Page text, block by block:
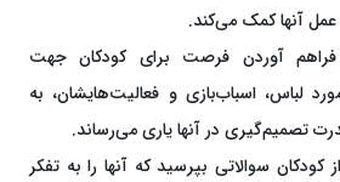
آنها کمک می‌کند.
آوردن فرصت برای کودکان جهت
لباس، اسباب‌بازی و فعالیت‌هایشان، به
تصمیم‌گیری در آنها یاری می‌رساند.
سوالاتی بپرسید که آنها را به تفکر